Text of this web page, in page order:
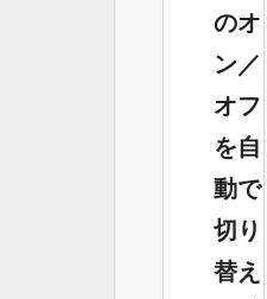
のオ
ン／
オフ
を自
動で
切り
替え